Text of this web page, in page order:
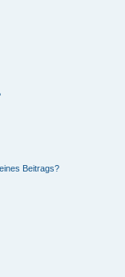
Beitrags?